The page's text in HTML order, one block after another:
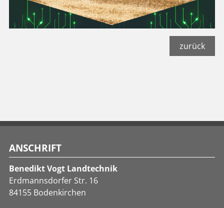
zurück
ANSCHRIFT
Benedikt Vogt Landtechnik
Erdmannsdorfer Str. 16
84155 Bodenkirchen